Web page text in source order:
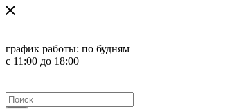
график работы: по будням
с 11:00 до 18:00